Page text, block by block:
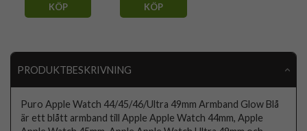
KÖP KÖP
PRODUKTBESKRIVNING
Puro Apple Watch 44/45/46/Ultra 49mm Armband Glow Blå
är ett blått armband till Apple Apple Watch 44mm, Apple